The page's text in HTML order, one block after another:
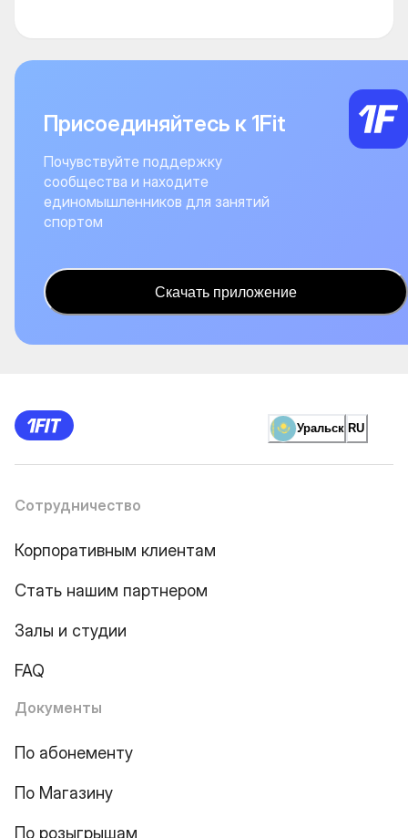
Присоединяйтесь к 1Fit
Почувствуйте поддержку
сообщества и находите
единомышленников для занятий
спортом
Скачать приложение
Уральск RU
Сотрудничество
Корпоративным клиентам
Стать нашим партнером
Залы и студии
FAQ
Документы
По абонементу
По Магазину
По розыгрышам